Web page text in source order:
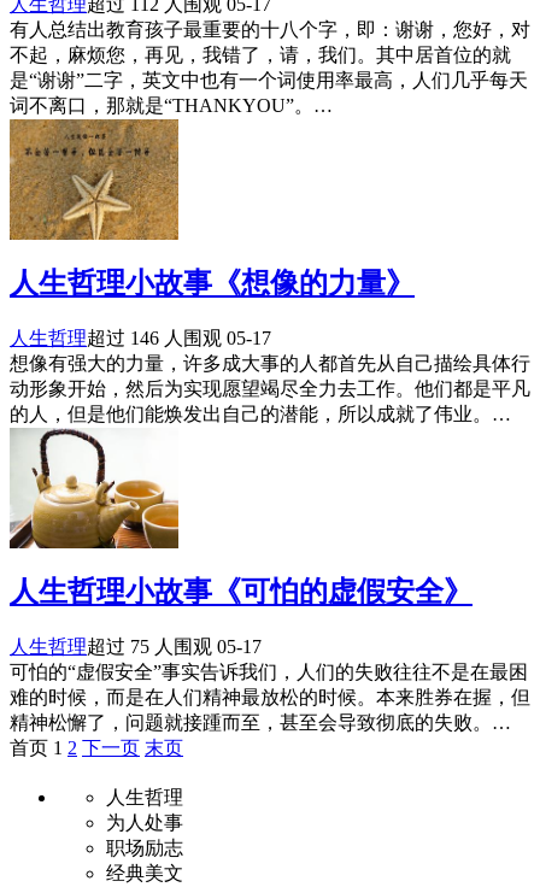
人生哲理超过 112 人围观 05-17
有人总结出教育孩子最重要的十八个字，即：谢谢，您好，对
不起，麻烦您，再见，我错了，请，我们。其中居首位的就
是“谢谢”二字，英文中也有一个词使用率最高，人们几乎每天
词不离口，那就是“THANKYOU”。…
人生哲理小故事《想像的力量》
人生哲理超过 146 人围观 05-17
想像有强大的力量，许多成大事的人都首先从自己描绘具体行
动形象开始，然后为实现愿望竭尽全力去工作。他们都是平凡
的人，但是他们能焕发出自己的潜能，所以成就了伟业。…
人生哲理小故事《可怕的虚假安全》
人生哲理超过 75 人围观 05-17
可怕的“虚假安全”事实告诉我们，人们的失败往往不是在最困
难的时候，而是在人们精神最放松的时候。本来胜券在握，但
精神松懈了，问题就接踵而至，甚至会导致彻底的失败。…
首页 1 2 下一页 末页
人生哲理
为人处事
职场励志
经典美文